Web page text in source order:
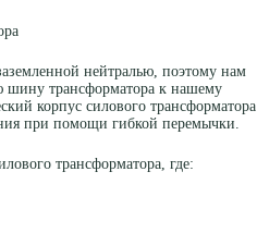
нейтралью, поэтому нам
шину трансформатора к нашему
корпус силового трансформатора
при помощи гибкой перемычки.
трансформатора, где: